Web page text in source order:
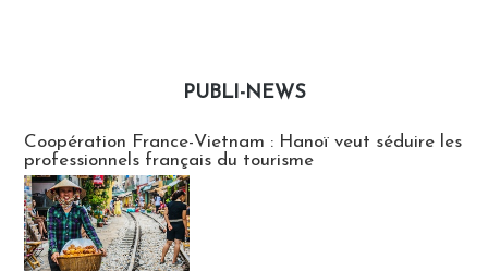
PUBLI-NEWS
Coopération France-Vietnam : Hanoï veut séduire les
professionnels français du tourisme